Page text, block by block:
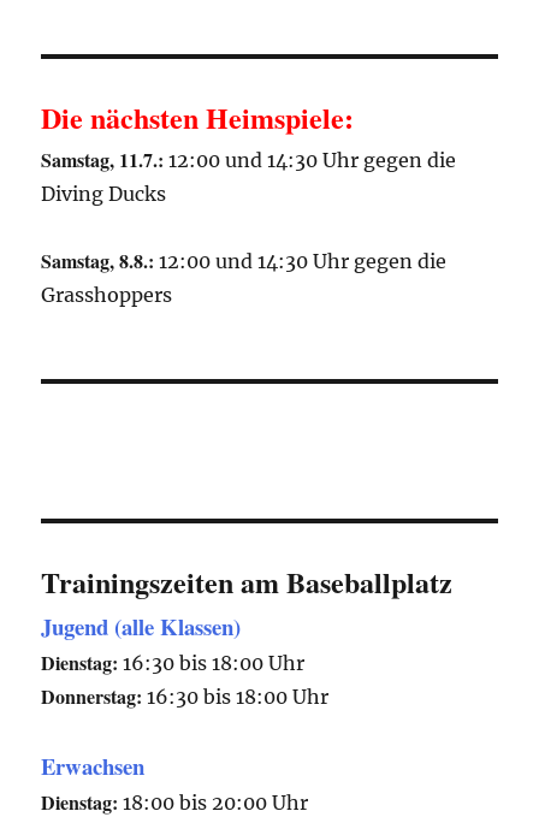
Die nächsten Heimspiele:
Samstag, 11.7.: 12:00 und 14:30 Uhr gegen die
Diving Ducks
Samstag, 8.8.: 12:00 und 14:30 Uhr gegen die
Grasshoppers
Trainingszeiten am Baseballplatz
Jugend (alle Klassen)
Dienstag: 16:30 bis 18:00 Uhr
Donnerstag: 16:30 bis 18:00 Uhr
Erwachsen
Dienstag: 18:00 bis 20:00 Uhr